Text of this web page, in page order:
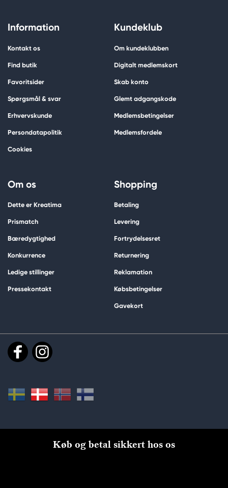
Information
Kontakt os
Find butik
Favoritsider
Spørgsmål & svar
Erhvervskunde
Persondatapolitik
Cookies
Kundeklub
Om kundeklubben
Digitalt medlemskort
Skab konto
Glemt adgangskode
Medlemsbetingelser
Medlemsfordele
Om os
Dette er Kreatima
Prismatch
Bæredygtighed
Konkurrence
Ledige stillinger
Pressekontakt
Shopping
Betaling
Levering
Fortrydelsesret
Returnering
Reklamation
Købsbetingelser
Gavekort
Køb og betal sikkert hos os